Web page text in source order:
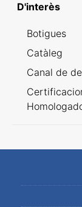
D'interès
Botigues
Catàleg
Canal de